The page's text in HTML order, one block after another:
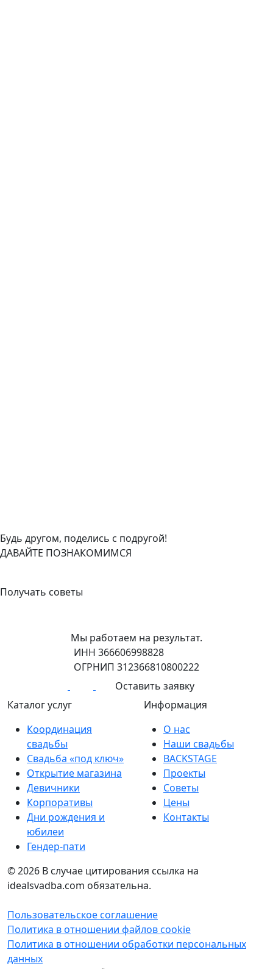
Будь другом, поделись с подругой!
ДАВАЙТЕ ПОЗНАКОМИМСЯ
Получать советы
Мы работаем на результат.
ИНН 366606998828
ОГРНИП 312366810800222
Оставить заявку
Каталог услуг
Координация
свадьбы
Свадьба «под ключ»
Открытие магазина
Девичники
Корпоративы
Дни рождения и
юбилеи
Гендер-пати
Информация
О нас
Наши свадьбы
BACKSTAGE
Проекты
Советы
Цены
Контакты
© 2026 В случае цитирования ссылка на
idealsvadba.com обязательна.
Пользовательское соглашение
Политика в отношении файлов cookie
Политика в отношении обработки персональных
данных